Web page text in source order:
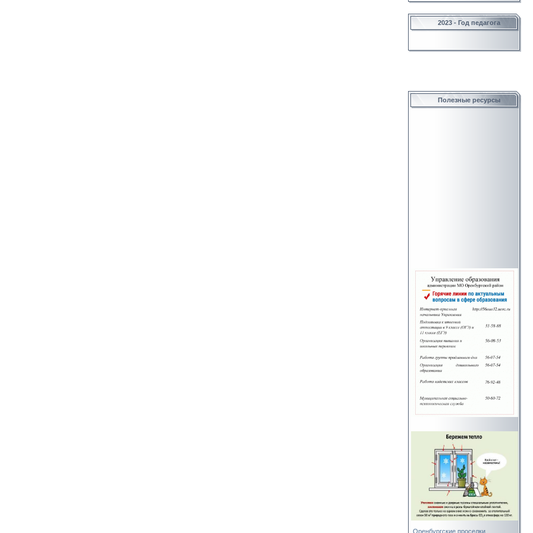
2023 - Год педагога
Полезные ресурсы
Оренбургские проселки